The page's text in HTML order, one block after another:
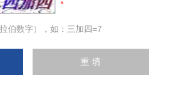
伯数字），如：三加四=7